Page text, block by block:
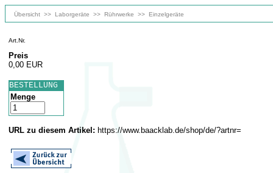
Übersicht >> Laborgeräte >> Rührwerke >> Einzelgeräte
Art.Nr.
Preis
0,00 EUR
BESTELLUNG
Menge
URL zu diesem Artikel: https://www.baacklab.de/shop/de/?artnr=